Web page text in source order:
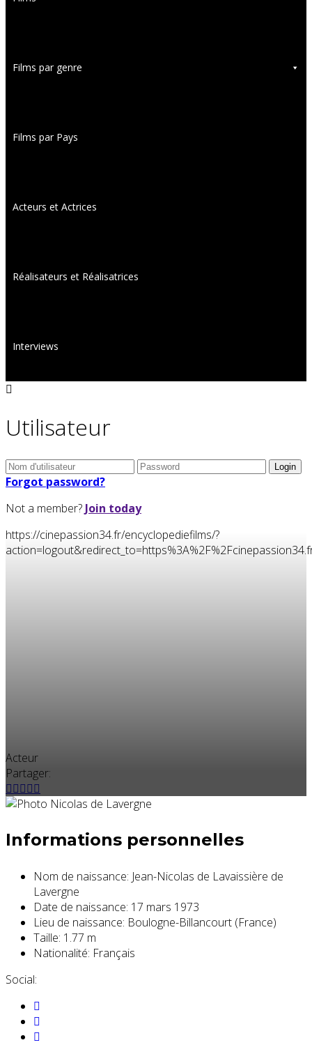
Films par genre
Films par Pays
Acteurs et Actrices
Réalisateurs et Réalisatrices
Interviews
Utilisateur
Forgot password?
Not a member? Join today
https://cinepassion34.fr/encyclopediefilms/?
Acteur
Partager:
Informations personnelles
Nom de naissance: Jean-Nicolas de Lavaissière de
Lavergne
Date de naissance: 17 mars 1973
Lieu de naissance: Boulogne-Billancourt (France)
Taille: 1.77 m
Nationalité: Français
Social: